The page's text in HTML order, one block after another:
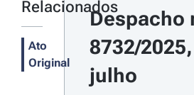
Relacionados
Ato
Original
Despacho
8732/
julho